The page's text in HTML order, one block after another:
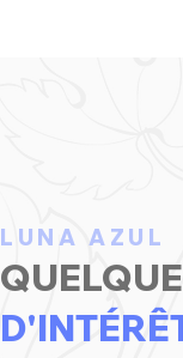
LUNA AZUL